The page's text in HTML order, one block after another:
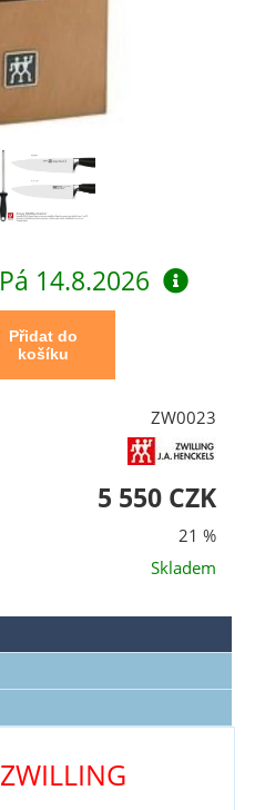
Pá 14.8.2026
ZW0023
5 550 CZK
21 %
Skladem
ZWILLING